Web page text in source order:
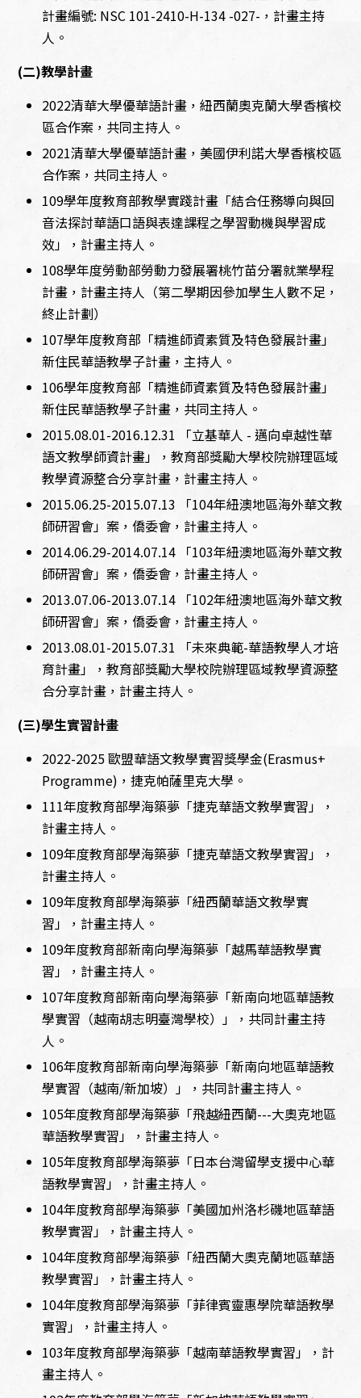
計畫編號: NSC 101-2410-H-134 -027-，計畫主持
人。
(二)教學計畫
2022清華大學優華語計畫，紐西蘭奧克蘭大學香檳校
區合作案，共同主持人。
2021清華大學優華語計畫，美國伊利諾大學香檳校區
合作案，共同主持人。
109學年度教育部教學實踐計畫「結合任務導向與回
音法探討華語口語與表達課程之學習動機與學習成
效」，計畫主持人。
108學年度勞動部勞動力發展署桃竹苗分署就業學程
計畫，計畫主持人（第二學期因參加學生人數不足，
終止計劃）
107學年度教育部「精進師資素質及特色發展計畫」
新住民華語教學子計畫，主持人。
106學年度教育部「精進師資素質及特色發展計畫」
新住民華語教學子計畫，共同主持人。
2015.08.01-2016.12.31 「立基華人 - 邁向卓越性華
語文教學師資計畫」，教育部獎勵大學校院辦理區域
教學資源整合分享計畫，計畫主持人。
2015.06.25-2015.07.13 「104年紐澳地區海外華文教
師研習會」案，僑委會，計畫主持人。
2014.06.29-2014.07.14 「103年紐澳地區海外華文教
師研習會」案，僑委會，計畫主持人。
2013.07.06-2013.07.14 「102年紐澳地區海外華文教
師研習會」案，僑委會，計畫主持人。
2013.08.01-2015.07.31 「未來典範-華語教學人才培
育計畫」，教育部獎勵大學校院辦理區域教學資源整
合分享計畫，計畫主持人。
(三)學生實習計畫
2022-2025 歐盟華語文教學實習獎學金(Erasmus+
Programme)，捷克帕薩里克大學。
111年度教育部學海築夢「捷克華語文教學實習」，
計畫主持人。
109年度教育部學海築夢「捷克華語文教學實習」，
計畫主持人。
109年度教育部學海築夢「紐西蘭華語文教學實
習」，計畫主持人。
109年度教育部新南向學海築夢「越馬華語教學實
習」，計畫主持人。
107年度教育部新南向學海築夢「新南向地區華語教
學實習（越南胡志明臺灣學校）」，共同計畫主持
人。
106年度教育部新南向學海築夢「新南向地區華語教
學實習（越南/新加坡）」，共同計畫主持人。
105年度教育部學海築夢「飛越紐西蘭---大奧克地區
華語教學實習」，計畫主持人。
105年度教育部學海築夢「日本台灣留學支援中心華
語教學實習」，計畫主持人。
104年度教育部學海築夢「美國加州洛杉磯地區華語
教學實習」，計畫主持人。
104年度教育部學海築夢「紐西蘭大奧克蘭地區華語
教學實習」，計畫主持人。
104年度教育部學海築夢「菲律賓靈惠學院華語教學
實習」，計畫主持人。
103年度教育部學海築夢「越南華語教學實習」，計
畫主持人。